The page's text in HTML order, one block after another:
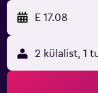
E 17.08
2 külalist, 1